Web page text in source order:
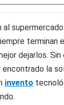
al
terminan
dejarlos. Sin
encontrado la
invento